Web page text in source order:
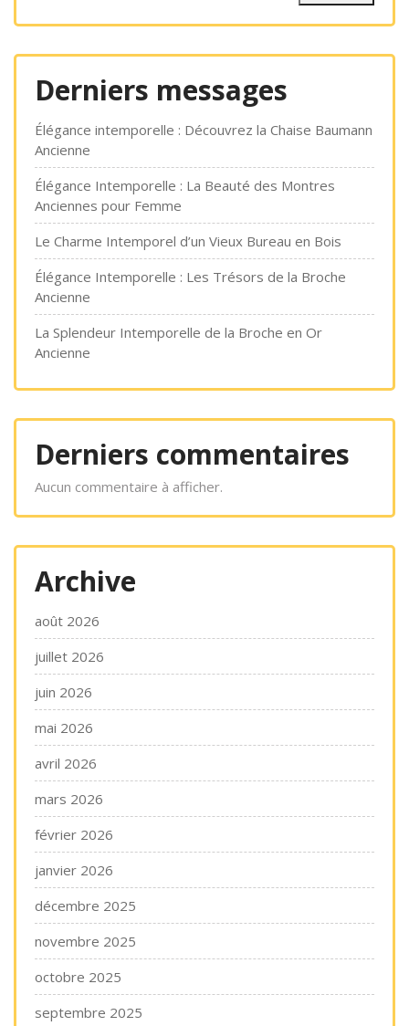
Derniers messages
Élégance intemporelle : Découvrez la Chaise Baumann
Ancienne
Élégance Intemporelle : La Beauté des Montres
Anciennes pour Femme
Le Charme Intemporel d’un Vieux Bureau en Bois
Élégance Intemporelle : Les Trésors de la Broche
Ancienne
La Splendeur Intemporelle de la Broche en Or
Ancienne
Derniers commentaires
Aucun commentaire à afficher.
Archive
août 2026
juillet 2026
juin 2026
mai 2026
avril 2026
mars 2026
février 2026
janvier 2026
décembre 2025
novembre 2025
octobre 2025
septembre 2025